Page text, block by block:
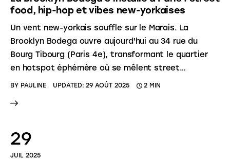
food, hip-hop et vibes new-yorkaises
Un vent new-yorkais souffle sur le Marais. La
Brooklyn Bodega ouvre aujourd'hui au 34 rue du
Bourg Tibourg (Paris 4e), transformant le quartier
en hotspot éphémère où se mêlent street…
BY PAULINE UPDATED: 29 AOÛT 2025 2 MIN
29
JUIL 2025